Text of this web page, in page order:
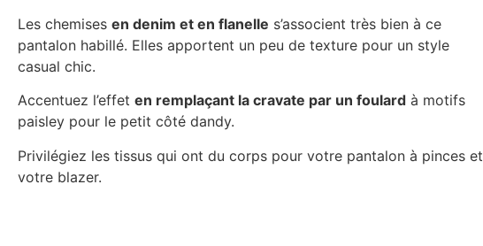
Les chemises en denim et en flanelle s’associent très bien à ce
pantalon habillé. Elles apportent un peu de texture pour un style
casual chic.
Accentuez l’effet en remplaçant la cravate par un foulard à motifs
paisley pour le petit côté dandy.
Privilégiez les tissus qui ont du corps pour votre pantalon à pinces et
votre blazer.